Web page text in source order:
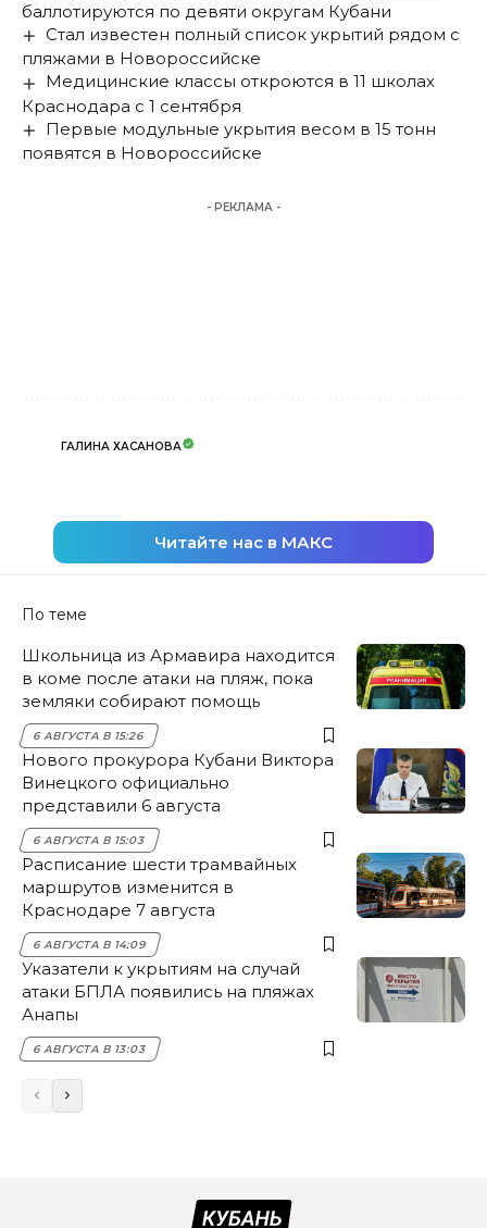
баллотируются по девяти округам Кубани
Стал известен полный список укрытий рядом с
пляжами в Новороссийске
Медицинские классы откроются в 11 школах
Краснодара с 1 сентября
Первые модульные укрытия весом в 15 тонн
появятся в Новороссийске
- РЕКЛАМА -
ГАЛИНА ХАСАНОВА
Читайте нас в МАКС
По теме
Школьница из Армавира находится
в коме после атаки на пляж, пока
земляки собирают помощь
6 АВГУСТА В 15:26
Нового прокурора Кубани Виктора
Винецкого официально
представили 6 августа
6 АВГУСТА В 15:03
Расписание шести трамвайных
маршрутов изменится в
Краснодаре 7 августа
6 АВГУСТА В 14:09
Указатели к укрытиям на случай
атаки БПЛА появились на пляжах
Анапы
6 АВГУСТА В 13:03